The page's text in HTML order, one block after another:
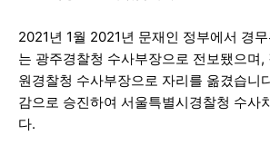
2021년 1월 2021년 문재인 정부에서 경
는 광주경찰청 수사부장으로 전보됐으며,
원경찰청 수사부장으로 자리를 옮겼습니
감으로 승진하여 서울특별시경찰청 수사
다.